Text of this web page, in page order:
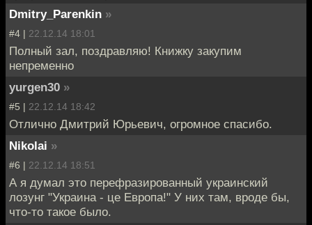
Dmitry_Parenkin »
#4 | 22.12.14 18:01
Полный зал, поздравляю! Книжку закупим
непременно
yurgen30 »
#5 | 22.12.14 18:42
Отлично Дмитрий Юрьевич, огромное спасибо.
Nikolai »
#6 | 22.12.14 18:51
А я думал это перефразированный украинский
лозунг "Украина - це Европа!" У них там, вроде бы,
что-то такое было.